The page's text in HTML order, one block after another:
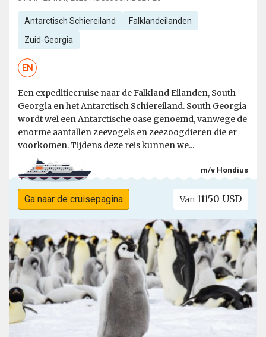
Antarctisch Schiereiland Falklandeilanden
Zuid-Georgia
EN
Een expeditiecruise naar de Falkland Eilanden, South
Georgia en het Antarctisch Schiereiland. South Georgia
wordt wel een Antarctische oase genoemd, vanwege de
enorme aantallen zeevogels en zeezoogdieren die er
voorkomen. Tijdens deze reis kunnen we...
m/v Hondius
Ga naar de cruisepagina Van 11150 USD